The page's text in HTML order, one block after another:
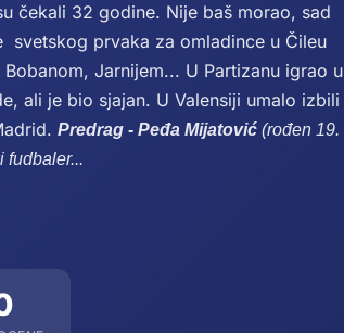
čekali 32 godine. Nije baš morao, sad
svetskog prvaka za omladince u Čileu
Jarnijem... U Partizanu igrao u
ali je bio sjajan. U Valensiji umalo izbili
Predrag - Peđa Mijatović (rođen 19.
fudbaler...